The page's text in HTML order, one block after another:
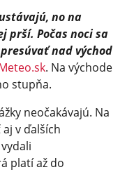
no na
prší. Počas noci sa
nad východ
. Na východe
stupňa.
neočakávajú. Na
v ďalších
platí až do